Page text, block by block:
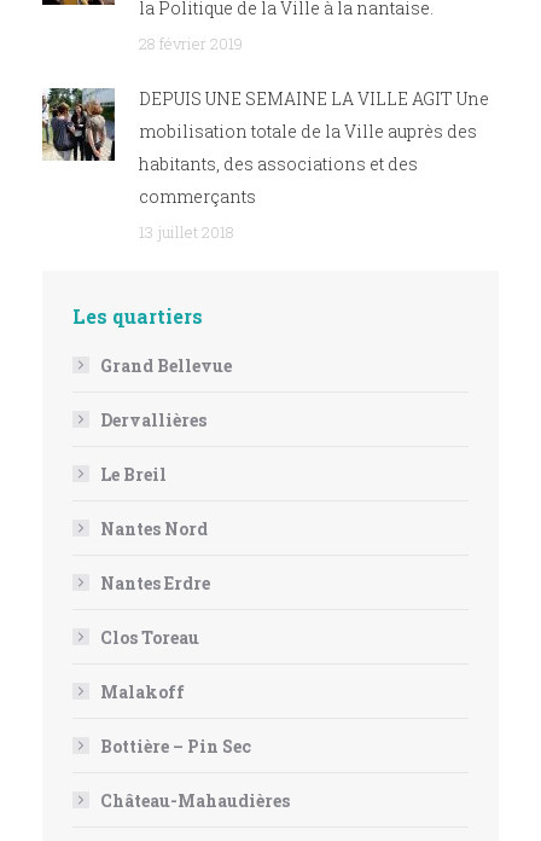
la Politique de la Ville à la nantaise.
28 février 2019
DEPUIS UNE SEMAINE LA VILLE AGIT Une
mobilisation totale de la Ville auprès des
habitants, des associations et des
commerçants
13 juillet 2018
Les quartiers
Grand Bellevue
Dervallières
Le Breil
Nantes Nord
Nantes Erdre
Clos Toreau
Malakoff
Bottière – Pin Sec
Château-Mahaudières